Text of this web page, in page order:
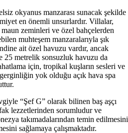
okyanus manzarası sunacak şekilde
en önemli unsurlardır. Villalar,
zeminleri ve özel bahçelerden
muhteşem manzaralarıyla şık
ait özel havuzu vardır, ancak
metrelik sonsuzluk havuzu da
için, tropikal kuşların sesleri ve
yok olduğu açık hava spa
“Şef G” olarak bilinen baş aşçı
lezzetlerinden sorumludur ve
takımadalarından temin edilmesini
sağlamaya çalışmaktadır.